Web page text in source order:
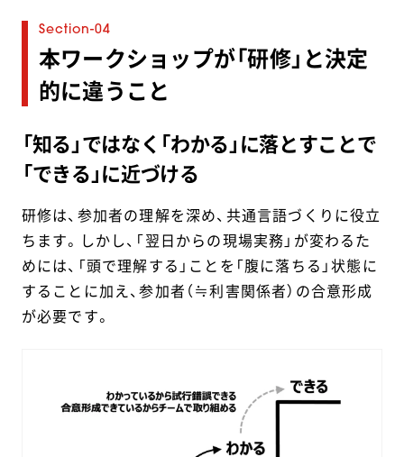
本ワークショップが「研修」と決定
的に違うこと
「知る」ではなく「わかる」に落とすことで
「できる」に近づける
研修は、参加者の理解を深め、共通言語づくりに役立
ちます。しかし、「翌日からの現場実務」が変わるた
めには、「頭で理解する」ことを「腹に落ちる」状態に
することに加え、参加者（≒利害関係者）の合意形成
が必要です。